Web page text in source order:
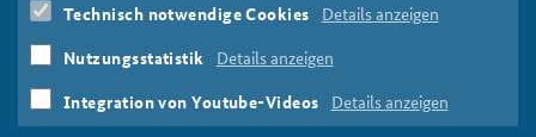
Technisch notwendige Cookies Details anzeigen
Nutzungsstatistik Details anzeigen
Integration von Youtube-Videos Details anzeigen